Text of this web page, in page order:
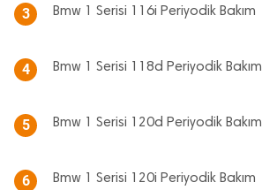
3 Bmw 1 Serisi 116i Periyodik Bakım
4 Bmw 1 Serisi 118d Periyodik Bakım
5 Bmw 1 Serisi 120d Periyodik Bakım
6 Bmw 1 Serisi 120i Periyodik Bakım